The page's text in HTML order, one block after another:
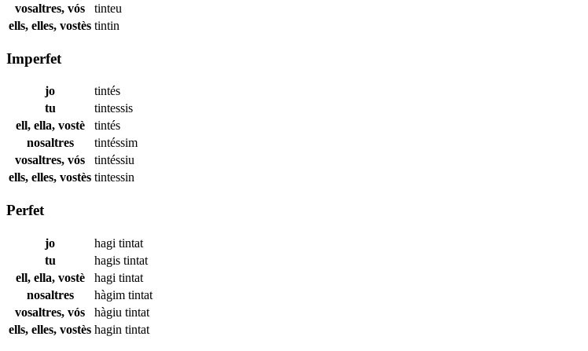
vosaltres, vós
tinteu
ells, elles, vostès tintin
Imperfet
jo
tintés
tu
tintessis
ell, ella, vostè
tintés
nosaltres
tintéssim
vosaltres, vós
tintéssiu
ells, elles, vostès tintessin
Perfet
jo hagi tintat
tu
hagis tintat
ell, ella, vostè
hagi tintat
nosaltres
hàgim tintat
vosaltres, vós
hàgiu tintat
ells, elles, vostès hagin tintat